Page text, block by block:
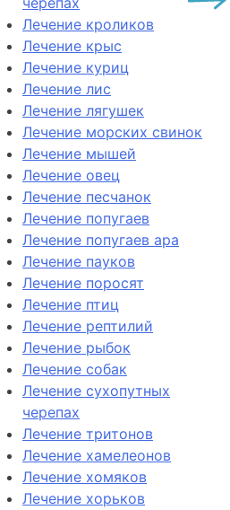
Лечение кроликов
Лечение крыс
Лечение куриц
Лечение лис
Лечение лягушек
Лечение морских свинок
Лечение мышей
Лечение овец
Лечение песчанок
Лечение попугаев
Лечение попугаев ара
Лечение пауков
Лечение поросят
Лечение птиц
Лечение рептилий
Лечение рыбок
Лечение собак
Лечение сухопутных
черепах
Лечение тритонов
Лечение хамелеонов
Лечение хомяков
Лечение хорьков